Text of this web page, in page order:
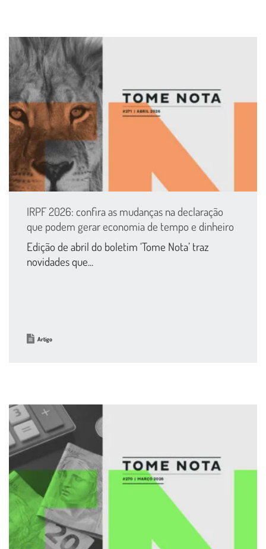
IRPF 2026: confira as mudanças na declaração
que podem gerar economia de tempo e dinheiro
Edição de abril do boletim ‘Tome Nota’ traz
novidades que...
Artigo